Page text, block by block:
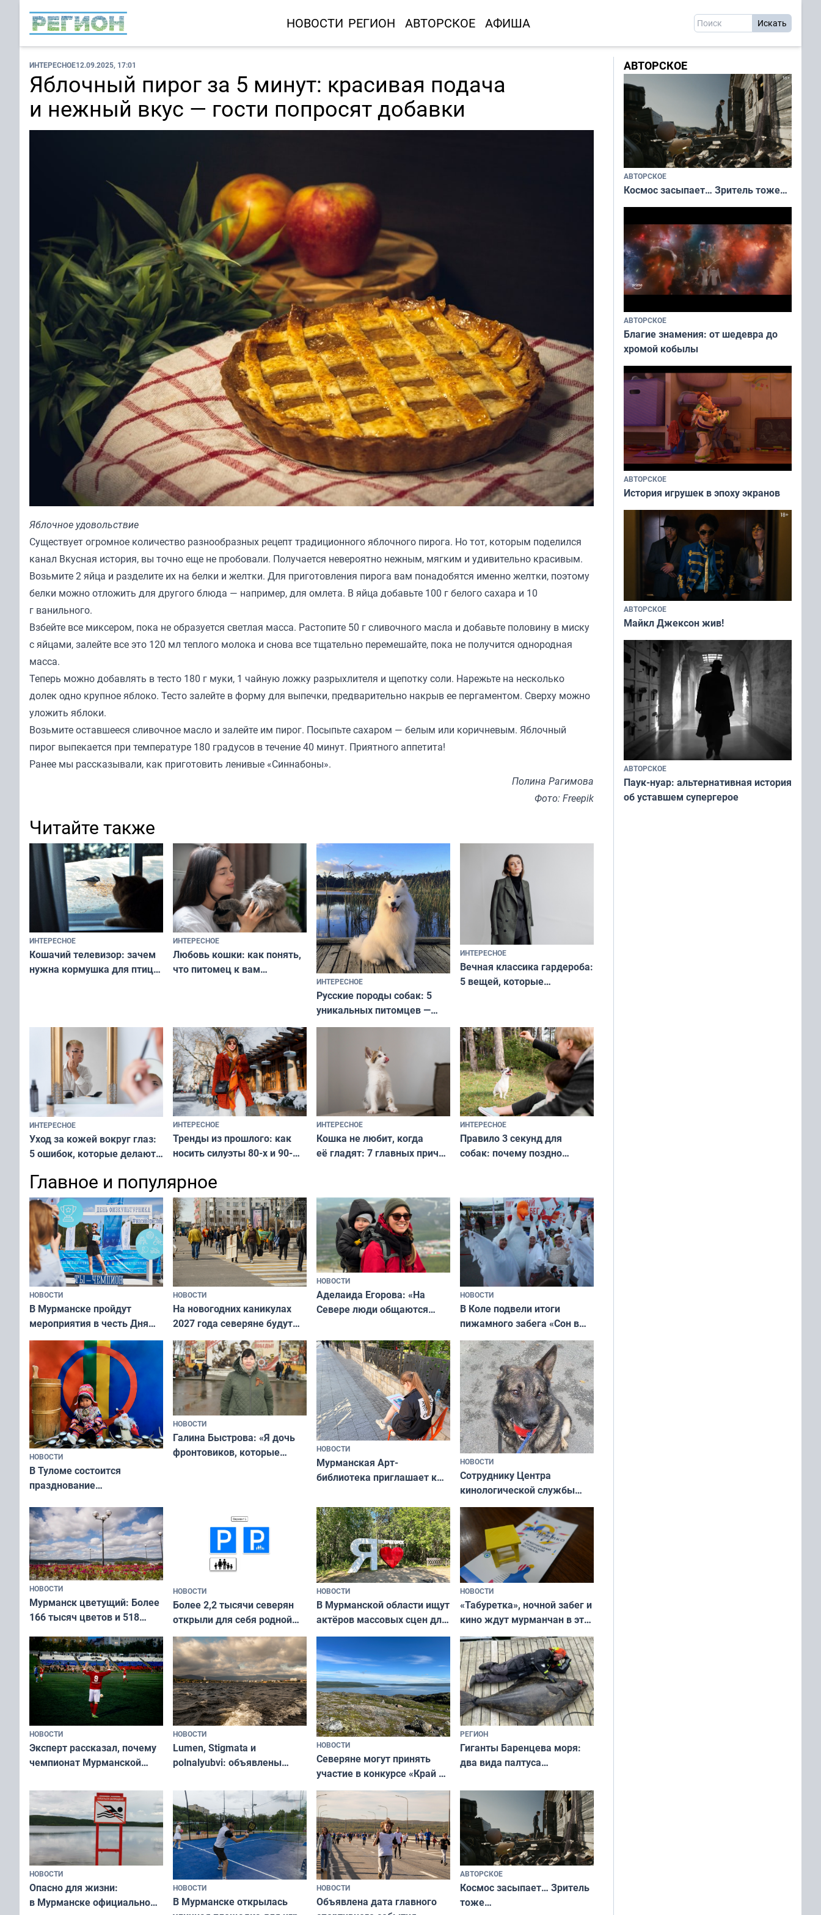
НОВОСТИ РЕГИОН АВТОРСКОЕ АФИША
ИНТЕРЕСНОЕ12.09.2025, 17:01
Яблочный пирог за 5 минут: красивая подача
и нежный вкус — гости попросят добавки
Яблочное удовольствие
Существует огромное количество разнообразных рецепт традиционного яблочного пирога. Но тот, которым поделился
канал Вкусная история, вы точно еще не пробовали. Получается невероятно нежным, мягким и удивительно красивым.
Возьмите 2 яйца и разделите их на белки и желтки. Для приготовления пирога вам понадобятся именно желтки, поэтому
белки можно отложить для другого блюда — например, для омлета. В яйца добавьте 100 г белого сахара и 10
г ванильного.
Взбейте все миксером, пока не образуется светлая масса. Растопите 50 г сливочного масла и добавьте половину в миску
с яйцами, залейте все это 120 мл теплого молока и снова все тщательно перемешайте, пока не получится однородная
масса.
Теперь можно добавлять в тесто 180 г муки, 1 чайную ложку разрыхлителя и щепотку соли. Нарежьте на несколько
долек одно крупное яблоко. Тесто залейте в форму для выпечки, предварительно накрыв ее пергаментом. Сверху можно
уложить яблоки.
Возьмите оставшееся сливочное масло и залейте им пирог. Посыпьте сахаром — белым или коричневым. Яблочный
пирог выпекается при температуре 180 градусов в течение 40 минут. Приятного аппетита!
Ранее мы рассказывали, как приготовить ленивые «Синнабоны».
Полина Рагимова
Фото: Freepik
Читайте также
ИНТЕРЕСНОЕ
Кошачий телевизор: зачем
нужна кормушка для птиц
ИНТЕРЕСНОЕ
Любовь кошки: как понять,
что питомец к вам
ИНТЕРЕСНОЕ
Русские породы собак: 5
уникальных питомцев —
национальные сокровища
и характером
ИНТЕРЕСНОЕ
Вечная классика гардероба:
5 вещей, которые
и актуально в любой сезон
ИНТЕРЕСНОЕ
Уход за кожей вокруг глаз:
5 ошибок, которые делают
и вернуть свежий взгляд
без дорогих средств
ИНТЕРЕСНОЕ
Тренды из прошлого: как
носить силуэты 80-х и 90-
современно и стильно без
переплат
ИНТЕРЕСНОЕ
Кошка не любит, когда
её гладят: 7 главных причин
независимому питомцу
ИНТЕРЕСНОЕ
Правило 3 секунд для
собак: почему поздно
питомцу всё сразу и без
криков
Главное и популярное
НОВОСТИ
В Мурманске пройдут
мероприятия в честь Дня
физкультурника
НОВОСТИ
На новогодних каникулах
2027 года северяне будут
отдыхать 11 дней
НОВОСТИ
Аделаида Егорова: «На
Севере люди общаются
а потому что
ты им интересен»
НОВОСТИ
В Коле подвели итоги
пижамного забега «Сон в
Олимпийскую ночь»
НОВОСТИ
В Туломе состоится
празднование
коренных народов мира
НОВОСТИ
Галина Быстрова: «Я дочь
фронтовиков, которые
НОВОСТИ
Мурманская Арт-
библиотека приглашает к
и фотографов
НОВОСТИ
Сотруднику Центра
кинологической службы
ищут новый дом
НОВОСТИ
Мурманск цветущий: Более
166 тысяч цветов и 518
НОВОСТИ
Более 2,2 тысячи северян
открыли для себя родной
край в рамках проекта
«Туризм для своих»
НОВОСТИ
В Мурманской области ищут
актёров массовых сцен для
съёмок в
короткометражном фильме
НОВОСТИ
«Табуретка», ночной забег и
кино ждут мурманчан в эти
выходные
НОВОСТИ
Эксперт рассказал, почему
чемпионат Мурманской
незамеченным
НОВОСТИ
Lumen, Stigmata и
polnalyubvi: объявлены
«Имандра» в 2026 года
НОВОСТИ
Северяне могут принять
участие в конкурсе «Край у
северной границы: фотогид
по Печенгскому округу»
РЕГИОН
Гиганты Баренцева моря:
два вида палтуса
НОВОСТИ
Опасно для жизни:
в Мурманске официально
НОВОСТИ
В Мурманске открылась
НОВОСТИ
Объявлена дата главного
АВТОРСКОЕ
Космос засыпает… Зритель
тоже…
АВТОРСКОЕ
АВТОРСКОЕ
Космос засыпает… Зритель тоже…
АВТОРСКОЕ
Благие знамения: от шедевра до
хромой кобылы
АВТОРСКОЕ
История игрушек в эпоху экранов
АВТОРСКОЕ
Майкл Джексон жив!
АВТОРСКОЕ
Паук-нуар: альтернативная история
об уставшем супергерое